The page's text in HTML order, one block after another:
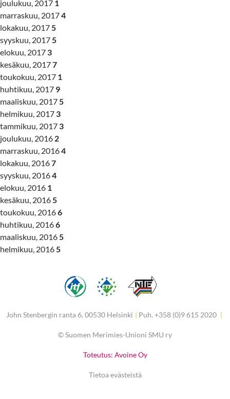
joulukuu, 2017 1
marraskuu, 20174
lokakuu, 20175
syyskuu, 20175
elokuu, 2017 3
kesäkuu, 20177
toukokuu, 2017 1
huhtikuu, 2017 9
maaliskuu, 20175
helmikuu, 2017 3
tammikuu, 2017 3
joulukuu, 2016 2
marraskuu, 20164
lokakuu, 20167
syyskuu, 20164
elokuu, 2016 1
kesäkuu, 20165
toukokuu, 20166
huhtikuu, 20166
maaliskuu, 20165
helmikuu, 20165
John Stenbergin ranta 6, 00530 Helsinki | Puh. +358 (0)9 615 2020 |
©Suomen Merimies-Unioni SMU ry
Toteutus: Avoine Oy
Tietoa evästeistä